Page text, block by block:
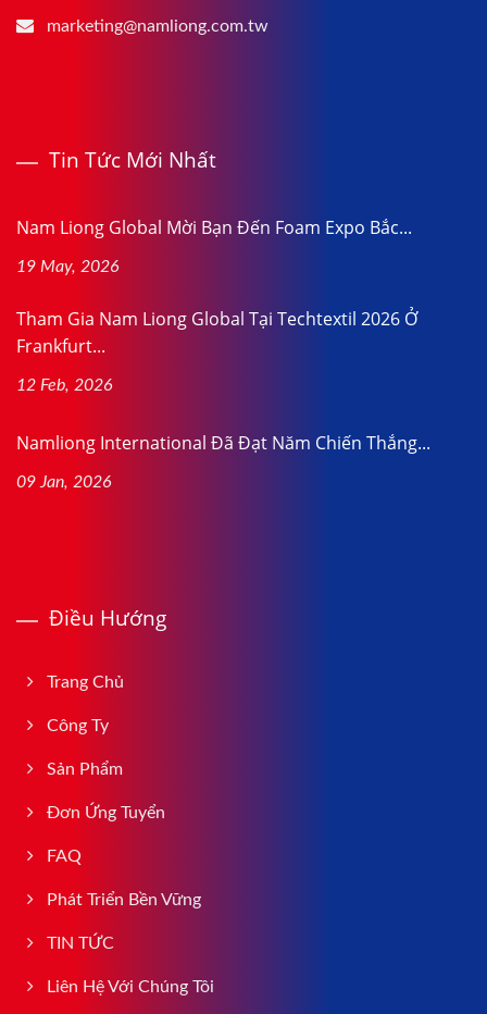
marketing@namliong.com.tw
Tin Tức Mới Nhất
Nam Liong Global Mời Bạn Đến Foam Expo Bắc...
19 May, 2026
Tham Gia Nam Liong Global Tại Techtextil 2026 Ở
Frankfurt...
12 Feb, 2026
Namliong International Đã Đạt Năm Chiến Thắng...
09 Jan, 2026
Điều Hướng
Trang Chủ
Công Ty
Sản Phẩm
Đơn Ứng Tuyển
FAQ
Phát Triển Bền Vững
TIN TỨC
Liên Hệ Với Chúng Tôi